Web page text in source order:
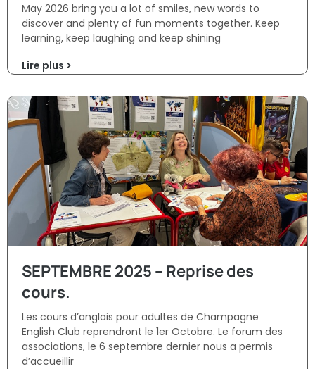
May 2026 bring you a lot of smiles, new words to
discover and plenty of fun moments together. Keep
learning, keep laughing and keep shining
Lire plus >
SEPTEMBRE 2025 – Reprise des
cours.
Les cours d’anglais pour adultes de Champagne
English Club reprendront le 1er Octobre. Le forum des
associations, le 6 septembre dernier nous a permis
d’accueillir